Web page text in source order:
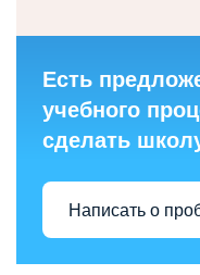
Есть
учебного
сделать
Написать о